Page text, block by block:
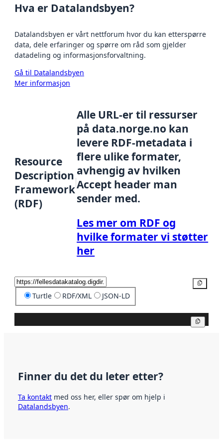
Hva er Datalandsbyen?
Datalandsbyen er vårt nettforum hvor du kan etterspørre
data, dele erfaringer og spørre om råd som gjelder
datadeling og informasjonsforvaltning.
Gå til Datalandsbyen
Mer informasjon
Resource
Description
Framework
(RDF)
Alle URL-er til ressurser
på data.norge.no kan
levere RDF-metadata i
flere ulike formater,
avhengig av hvilken
Accept header man
sender med.
Les mer om RDF og
hvilke formater vi støtter
her
Turtle RDF/XML JSON-LD
Finner du det du leter etter?
Ta kontakt med oss her, eller spør om hjelp i
Datalandsbyen.